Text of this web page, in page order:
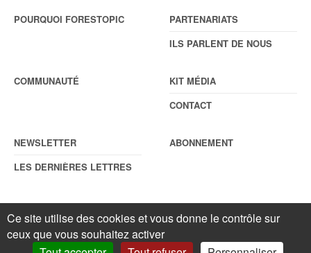
POURQUOI FORESTOPIC
PARTENARIATS
ILS PARLENT DE NOUS
COMMUNAUTÉ
KIT MÉDIA
CONTACT
NEWSLETTER
LES DERNIÈRES LETTRES
ABONNEMENT
© ForestopicMentions légales. Reproduction interdite sans autorisation
écrite préalable.Gestionnaire de cookies
Ce site utilise des cookies et vous donne le contrôle sur
ceux que vous souhaitez activer